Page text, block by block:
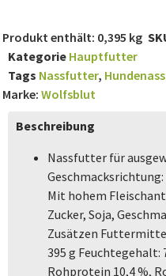
Produkt enthält: 0,395 kg
Kategorie Hauptfutter
Tags Nassfutter,
Marke: Wolfsblut
Beschreibung
Nassfutter für
Mit hohem
Zucker, Soja,
Zusätzen
395 g Feuchtegehalt:
Rohprotein 10,4 %,